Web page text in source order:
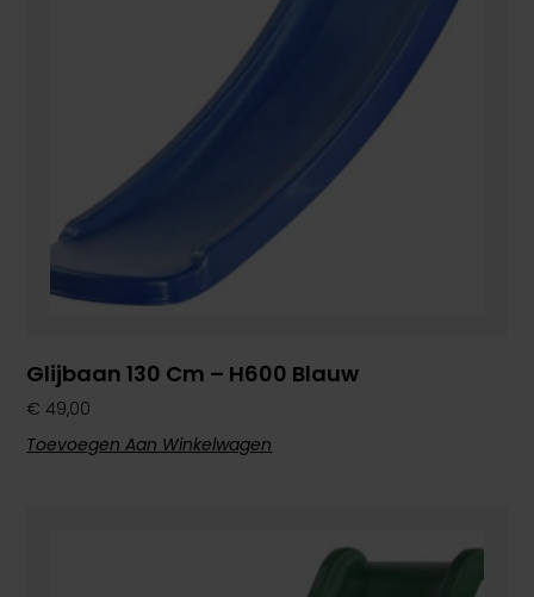
Glijbaan 130 Cm – H600 Blauw
€ 49,00
Toevoegen Aan Winkelwagen